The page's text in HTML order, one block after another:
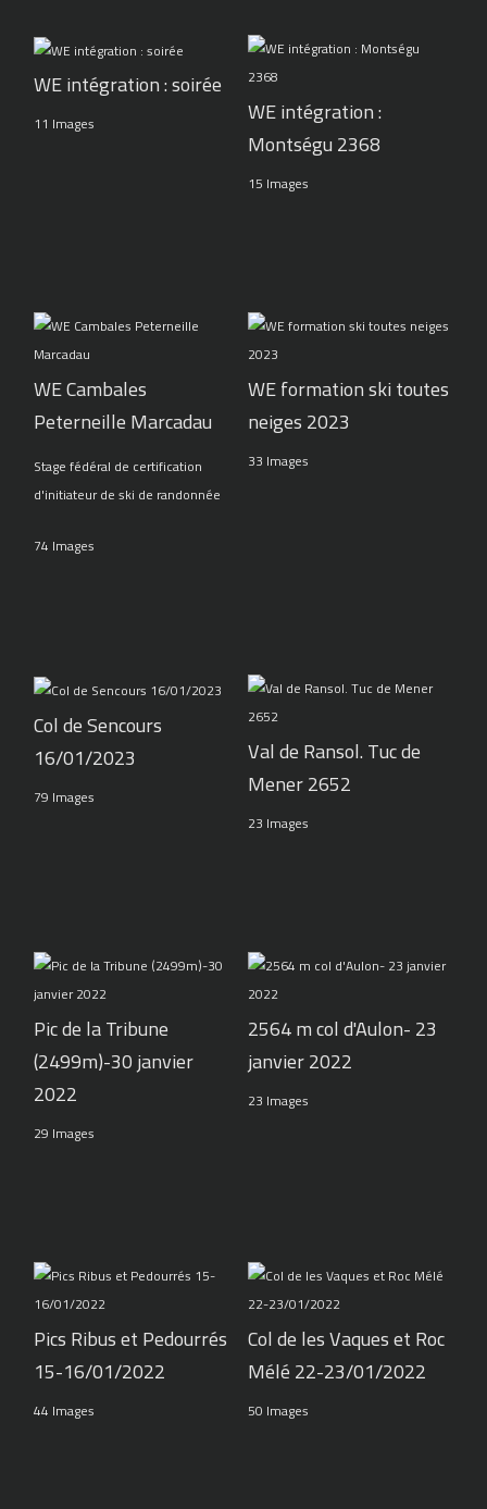
WE intégration : soirée
11 Images
WE intégration :
Montségu 2368
15 Images
WE Cambales
Peterneille Marcadau
Stage fédéral de certification
d'initiateur de ski de randonnée
74 Images
WE formation ski toutes
neiges 2023
33 Images
Col de Sencours
16/01/2023
79 Images
Val de Ransol. Tuc de
Mener 2652
23 Images
Pic de la Tribune
(2499m)-30 janvier
2022
29 Images
2564 m col d'Aulon- 23
janvier 2022
23 Images
Pics Ribus et Pedourrés
15-16/01/2022
44 Images
Col de les Vaques et Roc
Mélé 22-23/01/2022
50 Images